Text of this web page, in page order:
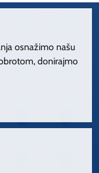
osnažimo našu
donirajmo